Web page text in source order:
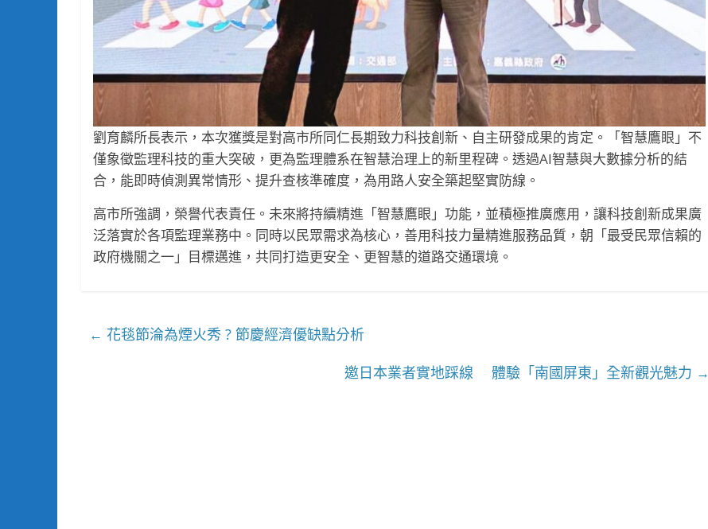
劉育麟所長表示，本次獲獎是對高市所同仁長期致力科技創新、自主研發成果的肯定。「智慧鷹眼」不
僅象徵監理科技的重大突破，更為監理體系在智慧治理上的新里程碑。透過AI智慧與大數據分析的結
合，能即時偵測異常情形、提升查核準確度，為用路人安全築起堅實防線。
高市所強調，榮譽代表責任。未來將持續精進「智慧鷹眼」功能，並積極推廣應用，讓科技創新成果廣
泛落實於各項監理業務中。同時以民眾需求為核心，善用科技力量精進服務品質，朝「最受民眾信賴的
政府機關之一」目標邁進，共同打造更安全、更智慧的道路交通環境。
← 花毯節淪為煙火秀 ? 節慶經濟優缺點分析
邀日本業者實地踩線 體驗「南國屏東」全新觀光魅力 →